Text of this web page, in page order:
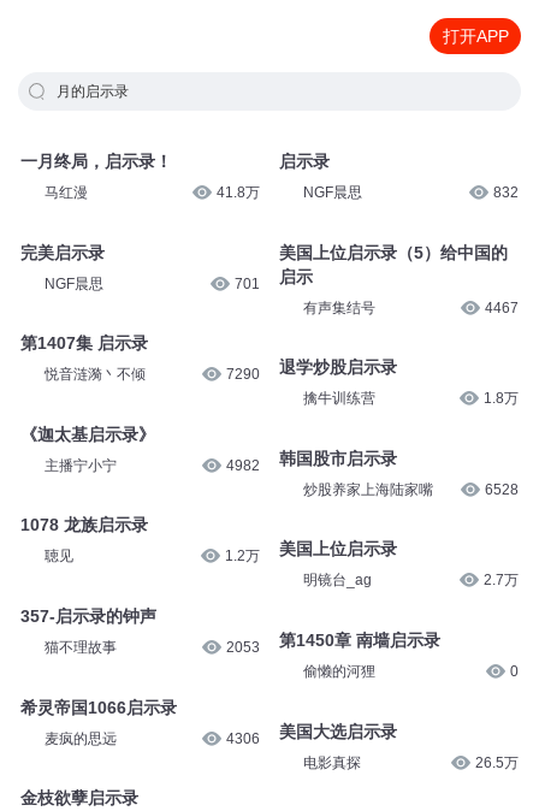
打开APP
月的启示录
一月终局，启示录！
马红漫 41.8万
完美启示录
NGF晨思 701
第1407集 启示录
悦音涟漪丶不倾 7290
《迦太基启示录》
主播宁小宁 4982
1078 龙族启示录
聴见 1.2万
357-启示录的钟声
猫不理故事 2053
希灵帝国1066启示录
麦疯的思远 4306
金枝欲孽启示录
启示录
NGF晨思 832
美国上位启示录（5）给中国的
启示
有声集结号 4467
退学炒股启示录
擒牛训练营 1.8万
韩国股市启示录
炒股养家上海陆家嘴 6528
美国上位启示录
明镜台_ag 2.7万
第1450章 南墙启示录
偷懒的河狸 0
美国大选启示录
电影真探 26.5万